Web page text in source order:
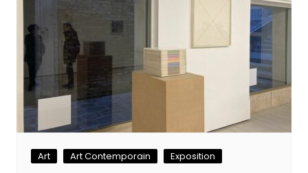
Art Art Contemporain Exposition